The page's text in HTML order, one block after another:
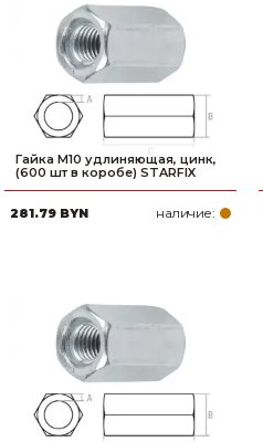
Гайка М10 удлиняющая, цинк,
(600 шт в коробе) STARFIX
281.79 BYN наличие: